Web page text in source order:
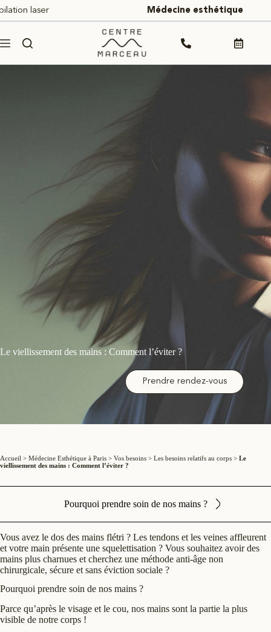
Passer
au
laser Médecine esthétique
Le viellissement des mains : Comment l’éviter ?
Prendre rendez-vous
Accueil > Médecine Esthétique à Paris > Vos besoins > Les besoins relatifs au corps > Le
viellissement des mains : Comment l’éviter ?
Pourquoi prendre soin de nos mains ?
Vous avez le dos des mains flétri ? Les tendons et les veines affleurent
et votre main présente une squelettisation ? Vous souhaitez avoir des
mains plus charnues et cherchez une méthode anti-âge non
chirurgicale, sécure et sans éviction sociale ?
Pourquoi prendre soin de nos mains ?
Parce qu’après le visage et le cou, nos mains sont la partie la plus
visible de notre corps !